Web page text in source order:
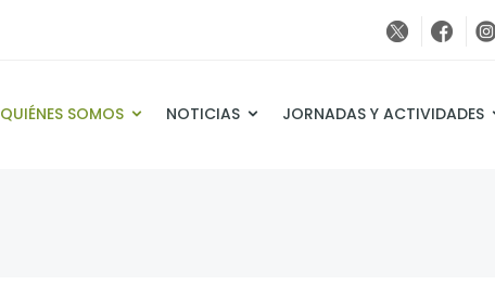
QUIÉNES SOMOS NOTICIAS JORNADAS Y ACTIVIDADES